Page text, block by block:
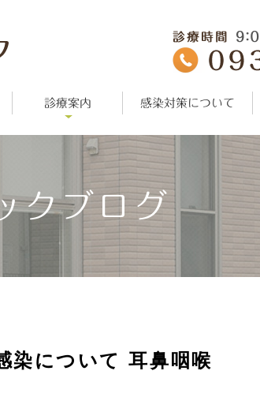
診療案内 感染対策について
クブログ
染について 耳鼻咽喉